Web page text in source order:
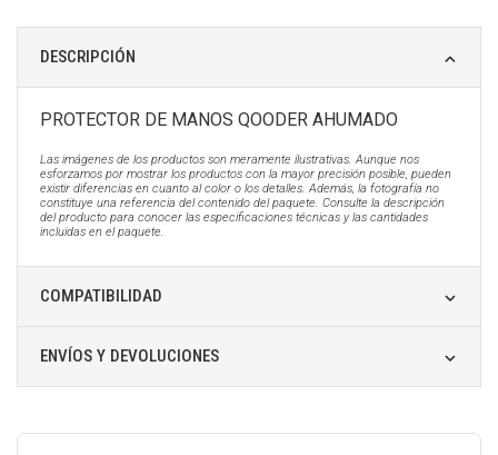
DESCRIPCIÓN
PROTECTOR DE MANOS QOODER AHUMADO
Las imágenes de los productos son meramente ilustrativas. Aunque nos
esforzamos por mostrar los productos con la mayor precisión posible, pueden
existir diferencias en cuanto al color o los detalles. Además, la fotografía no
constituye una referencia del contenido del paquete. Consulte la descripción
del producto para conocer las especificaciones técnicas y las cantidades
incluidas en el paquete.
COMPATIBILIDAD
ENVÍOS Y DEVOLUCIONES